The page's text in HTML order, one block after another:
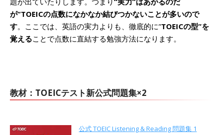
が“TOEICの点数になかなか結びつかないことが多いので
す。ここでは、英語の実力よりも、徹底的に”TOEICの型”を
覚えることで点数に直結する勉強方法になります。
教材：TOEICテスト新公式問題集×2
公式 TOEIC Listening & Reading 問題集 1